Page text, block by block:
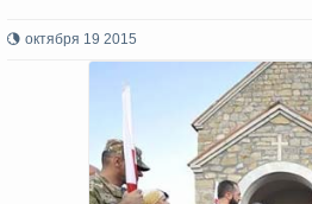
октября 19 2015